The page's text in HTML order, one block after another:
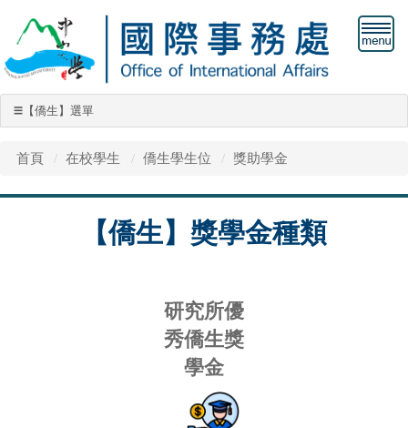
☰ 【僑生】選單
僑生學位生
首頁 在校學生 僑生學生位 獎助學金
【僑生】獎學金種類
研究所優
秀僑生獎
學金